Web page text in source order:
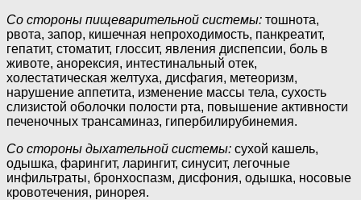
Со стороны пищеварительной системы: тошнота,
рвота, запор, кишечная непроходимость, панкреатит,
гепатит, стоматит, глоссит, явления диспепсии, боль в
животе, анорексия, интестинальный отек,
холестатическая желтуха, дисфагия, метеоризм,
нарушение аппетита, изменение массы тела, сухость
слизистой оболочки полости рта, повышение активности
печеночных трансаминаз, гипербилирубинемия.
Со стороны дыхательной системы: сухой кашель,
одышка, фарингит, ларингит, синусит, легочные
инфильтраты, бронхоспазм, дисфония, одышка, носовые
кровотечения, ринорея.